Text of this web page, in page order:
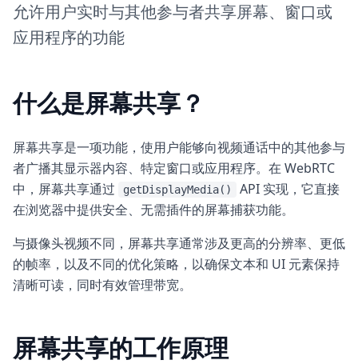
允许用户实时与其他参与者共享屏幕、窗口或
应用程序的功能
什么是屏幕共享？
屏幕共享是一项功能，使用户能够向视频通话中的其他参与
者广播其显示器内容、特定窗口或应用程序。在 WebRTC
中，屏幕共享通过
getDisplayMedia()
API 实现，它直接
在浏览器中提供安全、无需插件的屏幕捕获功能。
与摄像头视频不同，屏幕共享通常涉及更高的分辨率、更低
的帧率，以及不同的优化策略，以确保文本和 UI 元素保持
清晰可读，同时有效管理带宽。
屏幕共享的工作原理